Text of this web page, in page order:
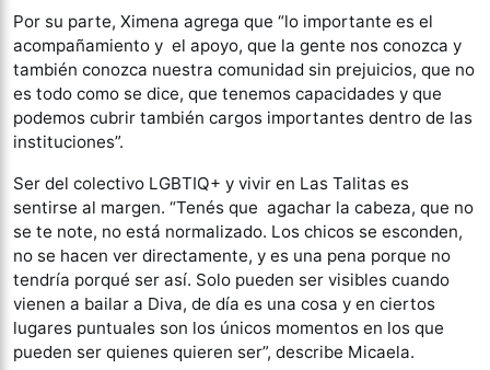
Por su parte, Ximena agrega que “lo importante es el
acompañamiento y el apoyo, que la gente nos conozca y
también conozca nuestra comunidad sin prejuicios, que no
es todo como se dice, que tenemos capacidades y que
podemos cubrir también cargos importantes dentro de las
instituciones”.
Ser del colectivo LGBTIQ+ y vivir en Las Talitas es
sentirse al margen. “Tenés que agachar la cabeza, que no
se te note, no está normalizado. Los chicos se esconden,
no se hacen ver directamente, y es una pena porque no
tendría porqué ser así. Solo pueden ser visibles cuando
vienen a bailar a Diva, de día es una cosa y en ciertos
lugares puntuales son los únicos momentos en los que
pueden ser quienes quieren ser”, describe Micaela.